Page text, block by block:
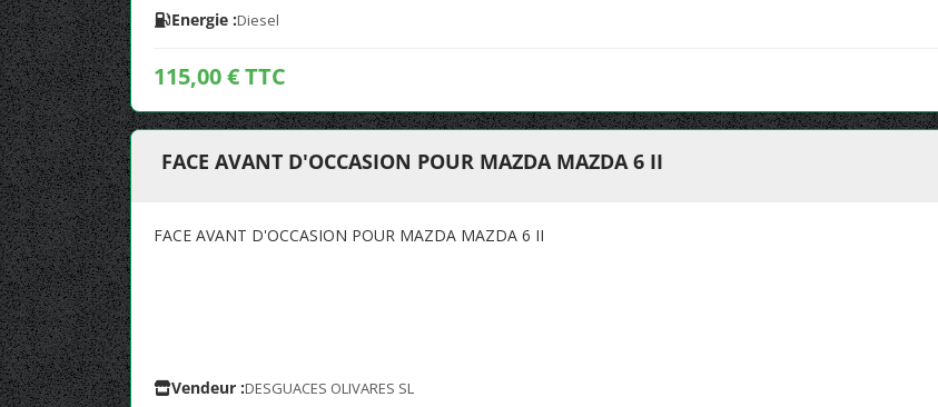
Energie :Diesel
115,00 € TTC
FACE AVANT D'OCCASION POUR MAZDA MAZDA 6 II
FACE AVANT D'OCCASION POUR MAZDA MAZDA 6 II
Vendeur :DESGUACES OLIVARES SL